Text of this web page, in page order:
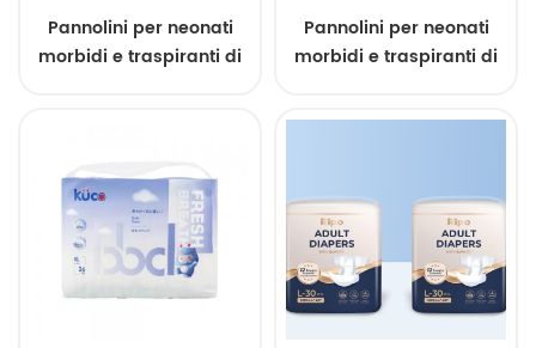
Pannolini per neonati
morbidi e traspiranti di
Pannolini per neonati
morbidi e traspiranti di